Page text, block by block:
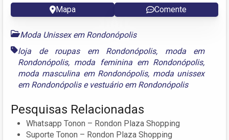
Mapa Comente
Moda Unissex em Rondonópolis
loja de roupas em Rondonópolis, moda em
Rondonópolis, moda feminina em Rondonópolis,
moda masculina em Rondonópolis, moda unissex
em Rondonópolise vestuário em Rondonópolis
Pesquisas Relacionadas
Whatsapp Tonon – Rondon Plaza Shopping
Suporte Tonon – Rondon Plaza Shopping